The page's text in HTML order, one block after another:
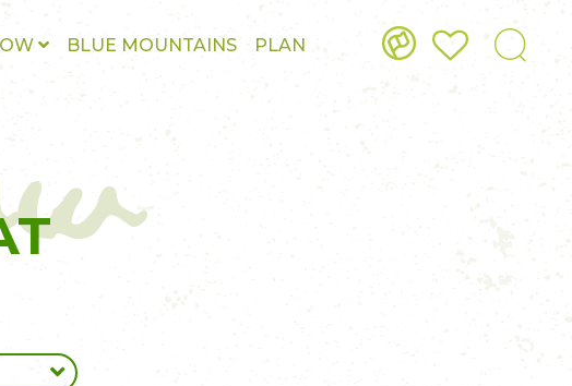
BLUE MOUNTAINS PLAN